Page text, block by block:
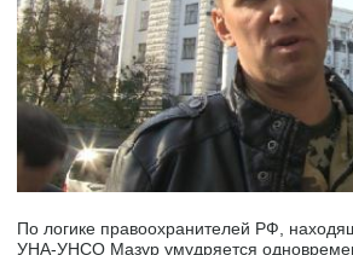
По логике правоохранителей РФ,
УНА-УНСО Мазур умудряется